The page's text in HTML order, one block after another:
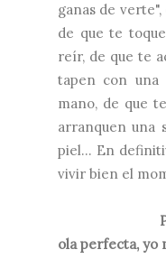
ganas de
de que te
reír, de que te
tapen con una
mano, de que
arranquen una
piel... En
vivir bien el
Porque
ola perfecta, yo